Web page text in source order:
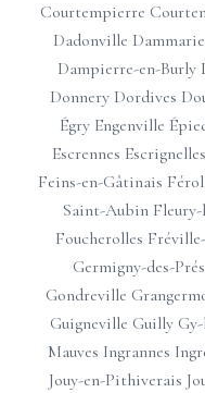
Courtempierre
Dadonville
Dampierre-en-Burly
Donnery Dordives
Égry Engenville
Escrennes Escrignelles
Feins-en-Gâtinais
Saint-Aubin
Foucherolles
Germigny-des-Prés
Gondreville
Guigneville Guilly
Mauves Ingrannes
Jouy-en-Pithiverais